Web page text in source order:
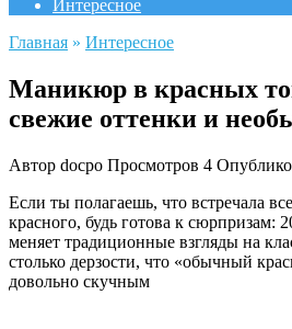
Интересное
Главная » Интересное
Маникюр в красных
свежие оттенки и
Автор docpo Просмотров 4
Если ты полагаешь, что встречала
красного, будь готова к сюрпризам:
меняет традиционные взгляды на
столько дерзости, что «обычный
довольно скучным